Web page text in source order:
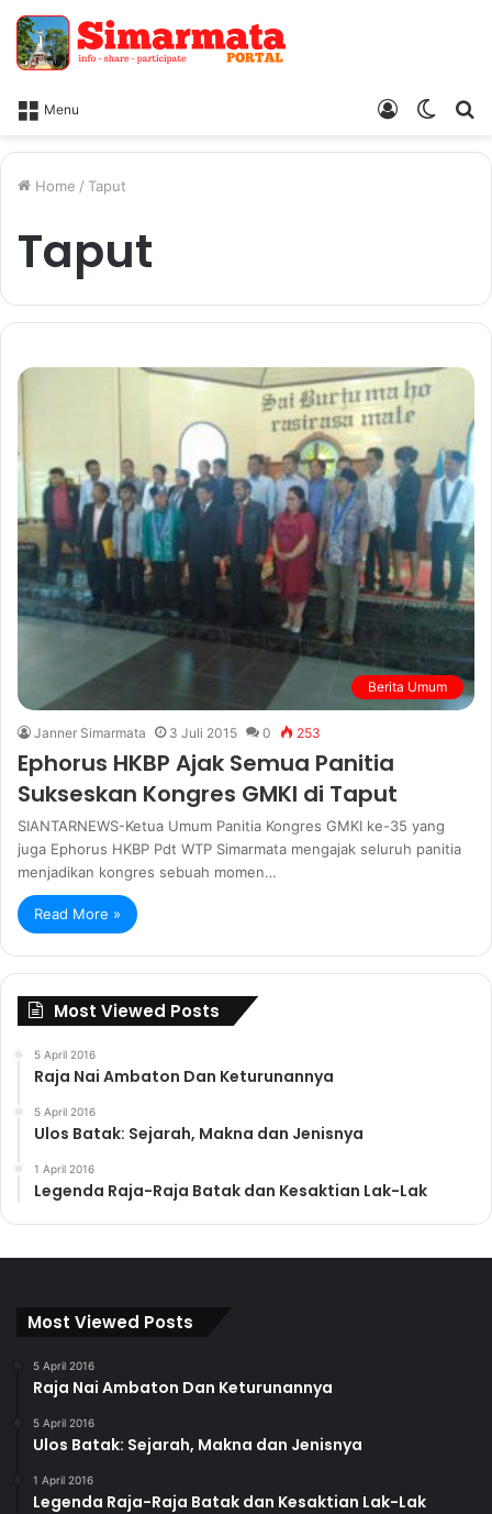
Menu
Switch
Log
Home / Taput
Taput
Berita Umum
Janner Simarmata 3 Juli 2015 0 253
Ephorus HKBP Ajak Semua Panitia
Sukseskan Kongres GMKI di Taput
SIANTARNEWS-Ketua Umum Panitia Kongres GMKI ke-35 yang
juga Ephorus HKBP Pdt WTP Simarmata mengajak seluruh panitia
menjadikan kongres sebuah momen…
Read More »
Most Viewed Posts
5 April 2016
Raja Nai Ambaton Dan Keturunannya
5 April 2016
Ulos Batak: Sejarah, Makna dan Jenisnya
1 April 2016
Legenda Raja-Raja Batak dan Kesaktian Lak-Lak
Most Viewed Posts
5 April 2016
Raja Nai Ambaton Dan Keturunannya
5 April 2016
Ulos Batak: Sejarah, Makna dan Jenisnya
1 April 2016
Legenda Raja-Raja Batak dan Kesaktian Lak-Lak